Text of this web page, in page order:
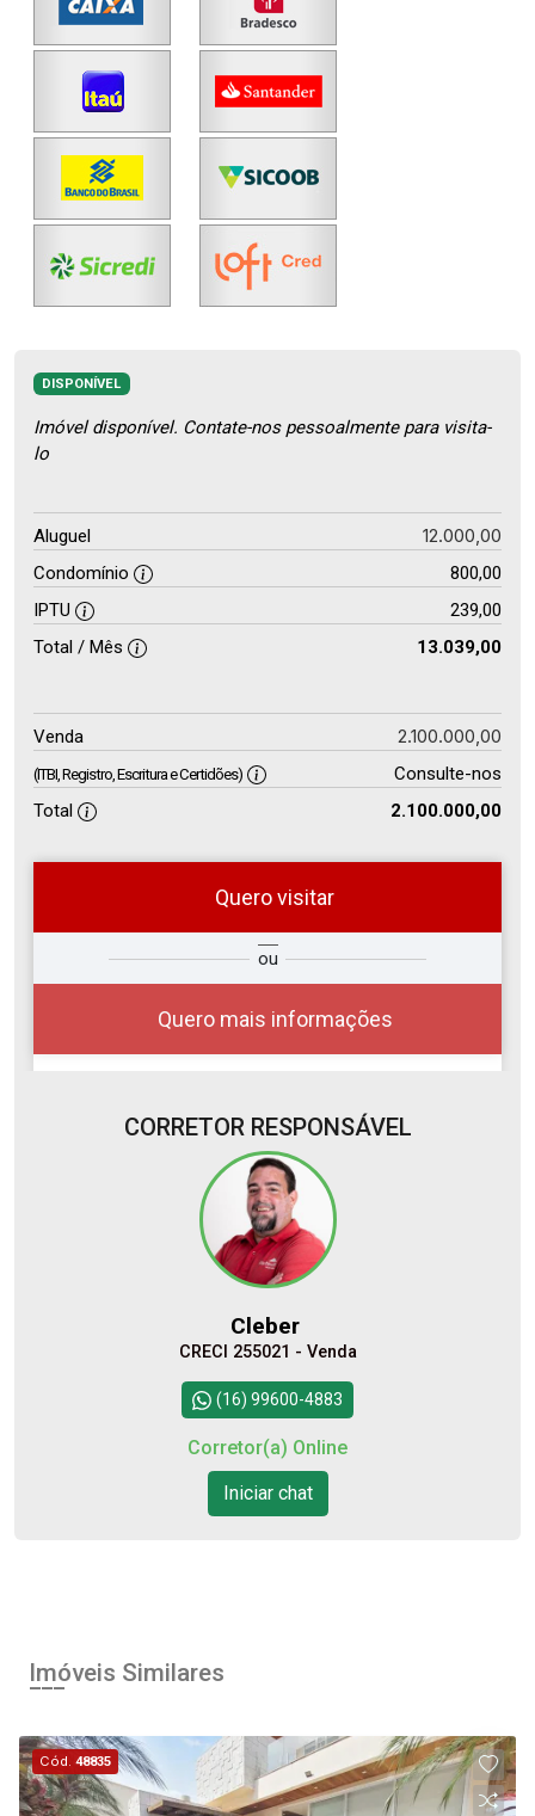
DISPONÍVEL
Imóvel disponível. Contate-nos pessoalmente para visita-
lo
Aluguel 12.000,00
Condomínio
800,00
IPTU
239,00
Total / Mês
13.039,00
Venda 2.100.000,00
(ITBI, Registro, Escritura e Certidões)
Consulte-nos
Total
2.100.000,00
Quero visitar
ou
Quero mais informações
Deseja
Comprar
ou
Alugar
?
Alugar
Continuar
CORRETOR RESPONSÁVEL
Cleber
CRECI 255021 - Venda
(16) 99600-4883
Corretor(a) Online
Iniciar chat
Imóveis Similares
Cód.48835